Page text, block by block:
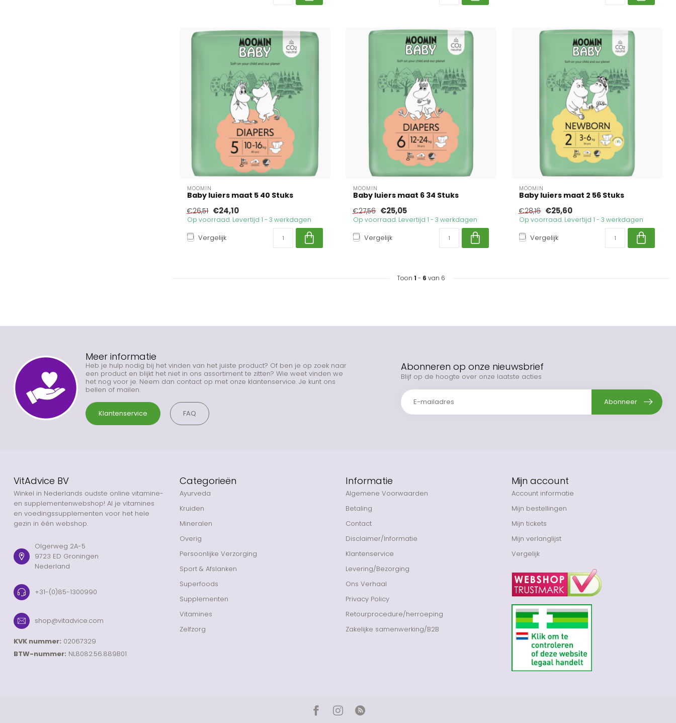
MOOMIN
Baby luiers maat 5 40 Stuks
€26,51 €24,10
Op voorraad. Levertijd 1 - 3 werkdagen
Vergelijk
MOOMIN
Baby luiers maat 6 34 Stuks
€27,56 €25,05
Op voorraad. Levertijd 1 - 3 werkdagen
Vergelijk
MOOMIN
Baby luiers maat 2 56 Stuks
€28,16 €25,60
Op voorraad. Levertijd 1 - 3 werkdagen
Vergelijk
Toon 1 - 6 van 6
Meer informatie
Heb je hulp nodig bij het vinden van het juiste product? Of ben je op zoek naar
een product en blijkt het niet in ons assortiment te zitten? Wie weet vinden we
het nog voor je. Neem dan contact op met onze klantenservice. Je kunt ons
bellen of mailen.
Klantenservice FAQ
Abonneren op onze nieuwsbrief
Blijf op de hoogte over onze laatste acties
Abonneer
VitAdvice BV
Winkel in Nederlands oudste online vitamine-
en supplementenwebshop! Al je vitamines
en voedingssupplementen voor het hele
gezin in één webshop.
Olgerweg 2A-5
9723 ED Groningen
Nederland
+31-(0)85-1300990
shop@vitadvice.com
KVK nummer: 02067329
BTW-nummer: NL8082.56.889B01
Categorieën
Ayurveda
Kruiden
Mineralen
Overig
Persoonlijke Verzorging
Sport & Afslanken
Superfoods
Supplementen
Vitamines
Zelfzorg
Informatie
Algemene Voorwaarden
Betaling
Contact
Disclaimer/Informatie
Klantenservice
Levering/Bezorging
Ons Verhaal
Privacy Policy
Retourprocedure/herroeping
Zakelijke samenwerking/B2B
Mijn account
Account informatie
Mijn bestellingen
Mijn tickets
Mijn verlanglijst
Vergelijk